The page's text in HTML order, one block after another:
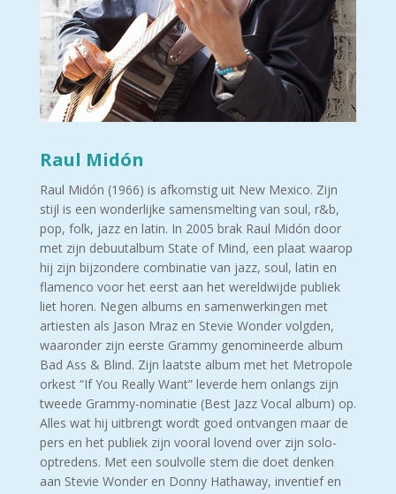
Raul Midón
Raul Midón (1966) is afkomstig uit New Mexico. Zijn
stijl is een wonderlijke samensmelting van soul, r&b,
pop, folk, jazz en latin. In 2005 brak Raul Midón door
met zijn debuutalbum State of Mind, een plaat waarop
hij zijn bijzondere combinatie van jazz, soul, latin en
flamenco voor het eerst aan het wereldwijde publiek
liet horen. Negen albums en samenwerkingen met
artiesten als Jason Mraz en Stevie Wonder volgden,
waaronder zijn eerste Grammy genomineerde album
Bad Ass & Blind. Zijn laatste album met het Metropole
orkest “If You Really Want” leverde hem onlangs zijn
tweede Grammy-nominatie (Best Jazz Vocal album) op.
Alles wat hij uitbrengt wordt goed ontvangen maar de
pers en het publiek zijn vooral lovend over zijn solo-
optredens. Met een soulvolle stem die doet denken
aan Stevie Wonder en Donny Hathaway, inventief en